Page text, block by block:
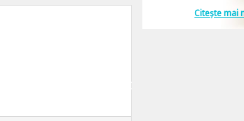
e de fapt ciocanitor, ca e baietel. Oricum
Citește mai